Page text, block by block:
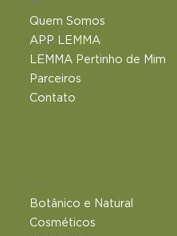
Quem Somos
APP LEMMA
LEMMA Pertinho de Mim
Parceiros
Contato
Produtos
Botânico e Natural​
Cosméticos